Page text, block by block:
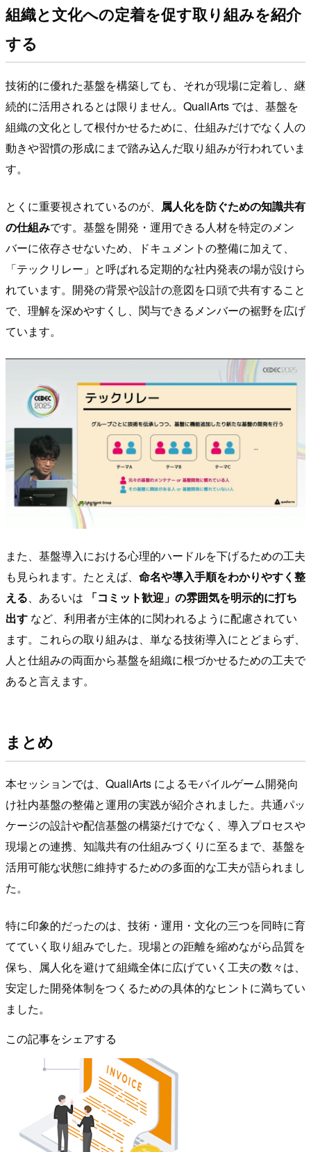
組織と文化への定着を促す取り組みを紹介
する
技術的に優れた基盤を構築しても、それが現場に定着し、継
続的に活用されるとは限りません。QualiArts では、基盤を
組織の文化として根付かせるために、仕組みだけでなく人の
動きや習慣の形成にまで踏み込んだ取り組みが行われていま
す。
とくに重要視されているのが、 属人化を防ぐための知識共有
の仕組みです。基盤を開発・運用できる人材を特定のメン
バーに依存させないため、ドキュメントの整備に加えて、
「テックリレー」と呼ばれる定期的な社内発表の場が設けら
れています。開発の背景や設計の意図を口頭で共有すること
で、理解を深めやすくし、関与できるメンバーの裾野を広げ
ています。
また、基盤導入における心理的ハードルを下げるための工夫
も見られます。たとえば、 命名や導入手順をわかりやすく整
える 、あるいは
「コミット歓迎」の雰囲気を明示的に打ち
出す など、利用者が主体的に関われるように配慮されてい
ます。これらの取り組みは、単なる技術導入にとどまらず、
人と仕組みの両面から基盤を組織に根づかせるための工夫で
あると言えます。
まとめ
本セッションでは、QualiArts によるモバイルゲーム開発向
け社内基盤の整備と運用の実践が紹介されました。共通パッ
ケージの設計や配信基盤の構築だけでなく、導入プロセスや
現場との連携、知識共有の仕組みづくりに至るまで、基盤を
活用可能な状態に維持するための多面的な工夫が語られまし
た。
特に印象的だったのは、技術・運用・文化の三つを同時に育
てていく取り組みでした。現場との距離を縮めながら品質を
保ち、属人化を避けて組織全体に広げていく工夫の数々は、
安定した開発体制をつくるための具体的なヒントに満ちてい
ました。
この記事をシェアする